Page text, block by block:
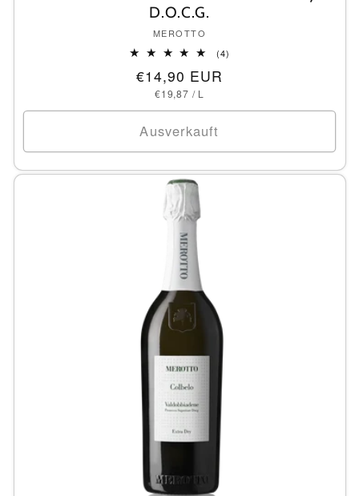
D.O.C.G.
Anbieter:
MEROTTO
(4)
Normaler
Preis
€14,90 EUR
GRUNDPREIS
€19,87 / PRO
L
Ausverkauft